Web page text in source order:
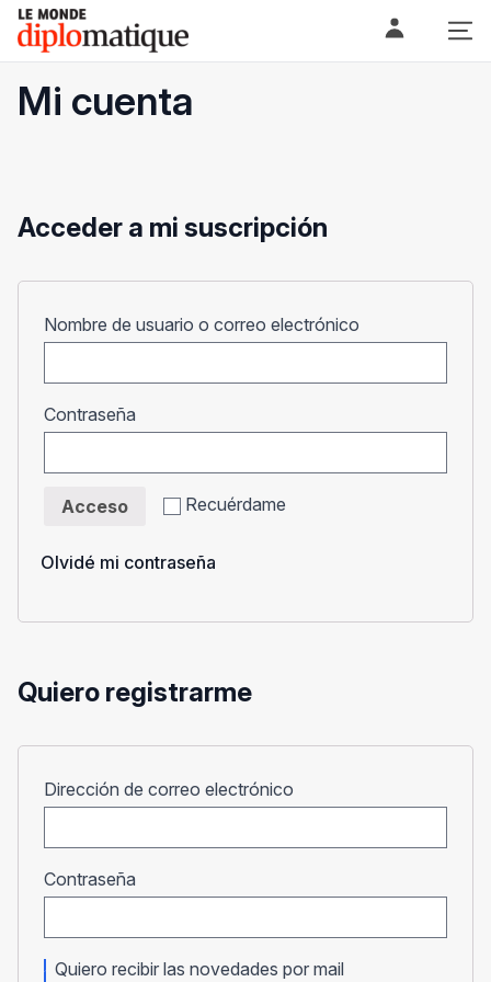
Skip
content
Le monde diplomatique
Mi cuenta
Acceder a mi suscripción
Nombre de usuario o correo electrónico
Contraseña
Recuérdame
Acceso
Olvidé mi contraseña
Quiero registrarme
Dirección de correo electrónico
Contraseña
Quiero recibir las novedades por mail